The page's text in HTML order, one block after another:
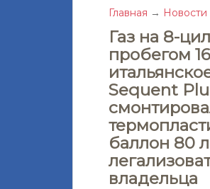
Главная → Новости
Газ на 8-
пробегом
Sequent
баллон 80
владельца